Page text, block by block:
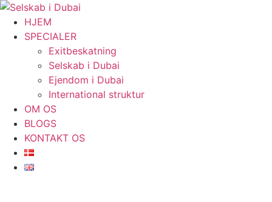
Videre
indhold
HJEM
SPECIALER
Exitbeskatning
Selskab i Dubai
Ejendom i Dubai
International struktur
OM OS
BLOGS
KONTAKT OS